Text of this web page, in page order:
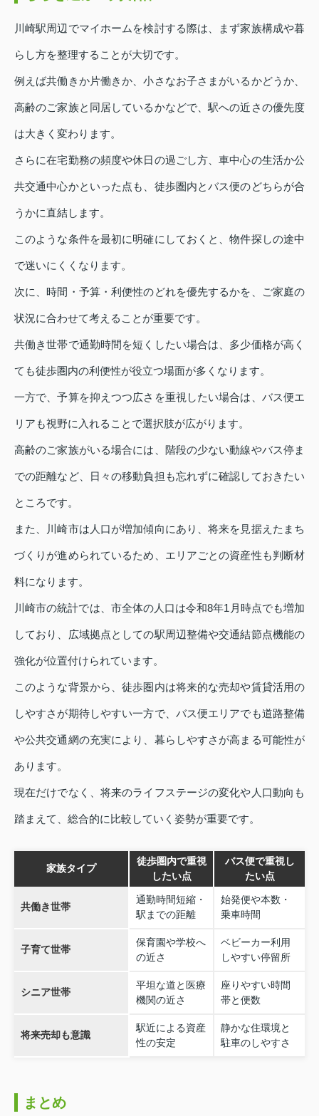
川崎駅周辺でマイホームを検討する際は、まず家族構成や暮
らし方を整理することが大切です。
例えば共働きか片働きか、小さなお子さまがいるかどうか、
高齢のご家族と同居しているかなどで、駅への近さの優先度
は大きく変わります。
さらに在宅勤務の頻度や休日の過ごし方、車中心の生活か公
共交通中心かといった点も、徒歩圏内とバス便のどちらが合
うかに直結します。
このような条件を最初に明確にしておくと、物件探しの途中
で迷いにくくなります。
次に、時間・予算・利便性のどれを優先するかを、ご家庭の
状況に合わせて考えることが重要です。
共働き世帯で通勤時間を短くしたい場合は、多少価格が高く
ても徒歩圏内の利便性が役立つ場面が多くなります。
一方で、予算を抑えつつ広さを重視したい場合は、バス便エ
リアも視野に入れることで選択肢が広がります。
高齢のご家族がいる場合には、階段の少ない動線やバス停ま
での距離など、日々の移動負担も忘れずに確認しておきたい
ところです。
また、川崎市は人口が増加傾向にあり、将来を見据えたまち
づくりが進められているため、エリアごとの資産性も判断材
料になります。
川崎市の統計では、市全体の人口は令和8年1月時点でも増加
しており、広域拠点としての駅周辺整備や交通結節点機能の
強化が位置付けられています。
このような背景から、徒歩圏内は将来的な売却や賃貸活用の
しやすさが期待しやすい一方で、バス便エリアでも道路整備
や公共交通網の充実により、暮らしやすさが高まる可能性が
あります。
現在だけでなく、将来のライフステージの変化や人口動向も
踏まえて、総合的に比較していく姿勢が重要です。
家族タイプ
徒歩圏内で重視
したい点
バス便で重視し
たい点
共働き世帯
通勤時間短縮・
駅までの距離
始発便や本数・
乗車時間
子育て世帯
保育園や学校へ
の近さ
ベビーカー利用
しやすい停留所
シニア世帯
平坦な道と医療
機関の近さ
座りやすい時間
帯と便数
将来売却も意識
駅近による資産
性の安定
静かな住環境と
駐車のしやすさ
まとめ